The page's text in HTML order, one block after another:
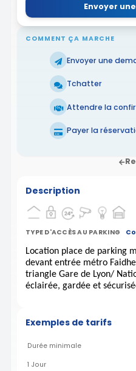
Envoyer
COMMENT ÇA MARCHE
Envoyer une
Tchatter
Attendre la
Payer la
Description
TYPE D'ACCÈS AU PARKING
Location place de parking
devant entrée métro
triangle Gare de Lyon/
éclairée, gardée et
Exemples de tarifs
Durée minimale
1 Jour